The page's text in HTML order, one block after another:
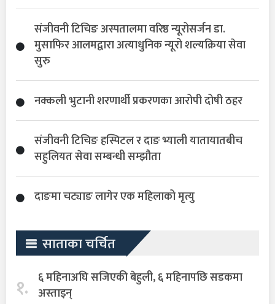
संजीवनी टिचिङ अस्पतालमा वरिष्ठ न्यूरोसर्जन डा.
मुसाफिर आलमद्वारा अत्याधुनिक न्यूरो शल्यक्रिया सेवा
सुरु
नक्कली भुटानी शरणार्थी प्रकरणका आरोपी दोषी ठहर
संजीवनी टिचिङ हस्पिटल र दाङ भ्याली यातायातबीच
सहुलियत सेवा सम्बन्धी सम्झौता
दाङमा चट्याङ लागेर एक महिलाको मृत्यु
साताका चर्चित
१. ६ महिनाअघि सजिएकी बेहुली, ६ महिनापछि सडकमा
अस्ताइन्